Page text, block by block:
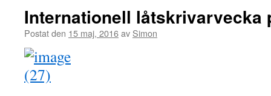
Internationell låtskrivarvecka
Postat den 15 maj, 2016av Simon